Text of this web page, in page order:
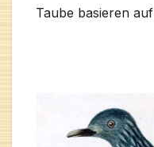
Taube basieren